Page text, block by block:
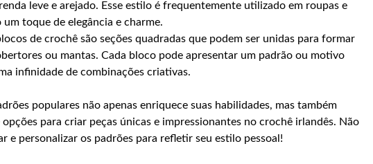
leve e arejado. Esse estilo é frequentemente utilizado em roupas e
toque de elegância e charme.
de crochê são seções quadradas que podem ser unidas para formar
ou mantas. Cada bloco pode apresentar um padrão ou motivo
infinidade de combinações criativas.
populares não apenas enriquece suas habilidades, mas também
para criar peças únicas e impressionantes no crochê irlandês. Não
e personalizar os padrões para refletir seu estilo pessoal!